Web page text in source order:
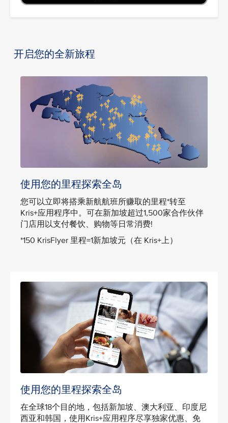
开启您的全新旅程
使用您的里程探索全岛
您可以立即将搭乘新航航班所赚取的里程*转至
Kris+应用程序中。可在新加坡超过1,500家合作伙伴
门店用以支付餐饮、购物等日常消费!
*150 KrisFlyer 里程=1新加坡元（在 Kris+上）
使用您的里程探索全岛
在全球18个目的地，包括新加坡、澳大利亚、印度尼
西亚和韩国，使用Kris+应用程序尽享独家优惠、免